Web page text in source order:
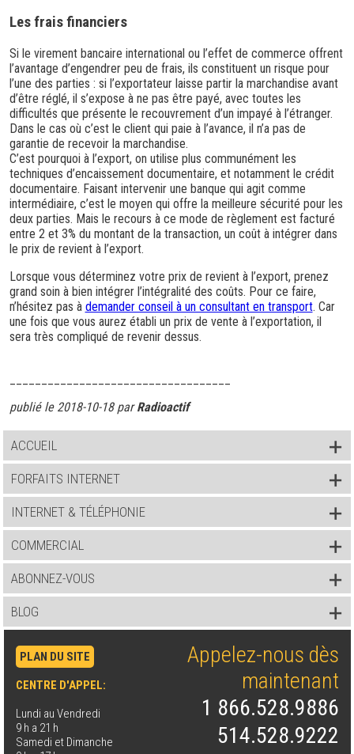
Les frais financiers
Si le virement bancaire international ou l’effet de commerce offrent
l’avantage d’engendrer peu de frais, ils constituent un risque pour
l’une des parties : si l’exportateur laisse partir la marchandise avant
d’être réglé, il s’expose à ne pas être payé, avec toutes les
difficultés que présente le recouvrement d’un impayé à l’étranger.
Dans le cas où c’est le client qui paie à l’avance, il n’a pas de
garantie de recevoir la marchandise.
C’est pourquoi à l’export, on utilise plus communément les
techniques d’encaissement documentaire, et notamment le crédit
documentaire. Faisant intervenir une banque qui agit comme
intermédiaire, c’est le moyen qui offre la meilleure sécurité pour les
deux parties. Mais le recours à ce mode de règlement est facturé
entre 2 et 3% du montant de la transaction, un coût à intégrer dans
le prix de revient à l’export.
Lorsque vous déterminez votre prix de revient à l’export, prenez
grand soin à bien intégrer l’intégralité des coûts. Pour ce faire,
n’hésitez pas à demander conseil à un consultant en transport. Car
une fois que vous aurez établi un prix de vente à l’exportation, il
sera très compliqué de revenir dessus.
publié le 2018-10-18 parRadioactif
ACCUEIL
FORFAITS INTERNET
INTERNET & TÉLÉPHONIE
COMMERCIAL
ABONNEZ-VOUS
BLOG
PLAN DU SITE
CENTRE D'APPEL:
Lundi au Vendredi
9 h a 21 h
Samedi et Dimanche
Appelez-nous dès
maintenant
1 866.528.9886
514.528.9222